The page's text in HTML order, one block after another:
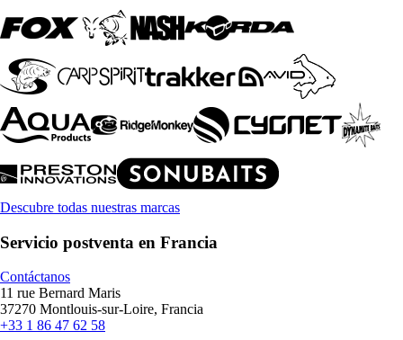
Descubre todas nuestras marcas
Servicio postventa en Francia
Contáctanos
11 rue Bernard Maris
37270 Montlouis-sur-Loire, Francia
+33 1 86 47 62 58